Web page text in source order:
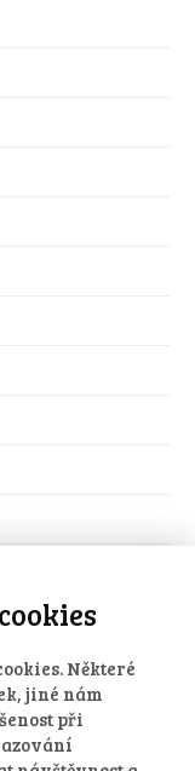
Některé
jiné nám
při